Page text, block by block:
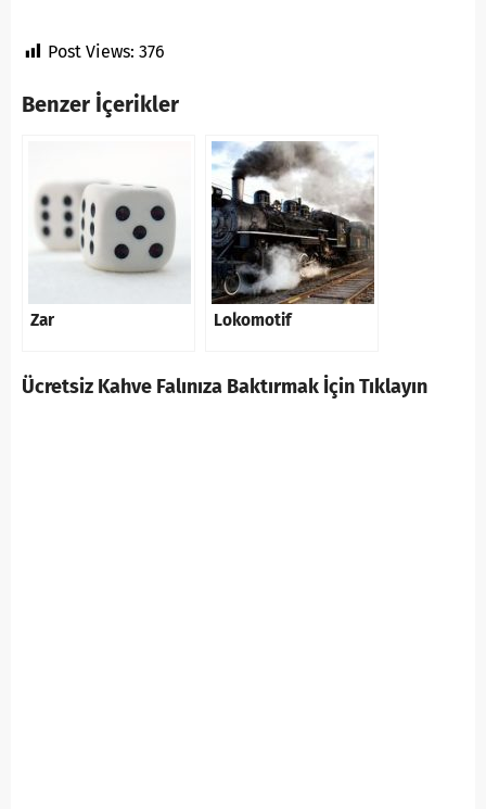
Post Views: 376
Benzer İçerikler
Zar Lokomotif
Ücretsiz Kahve Falınıza Baktırmak İçin Tıklayın